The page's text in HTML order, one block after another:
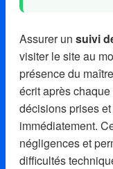
Assurer un suivi
visiter le site au
présence du
écrit après
décisions prises
immédiatement.
négligences et
difficultés